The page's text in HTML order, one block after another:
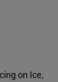
on Ice,